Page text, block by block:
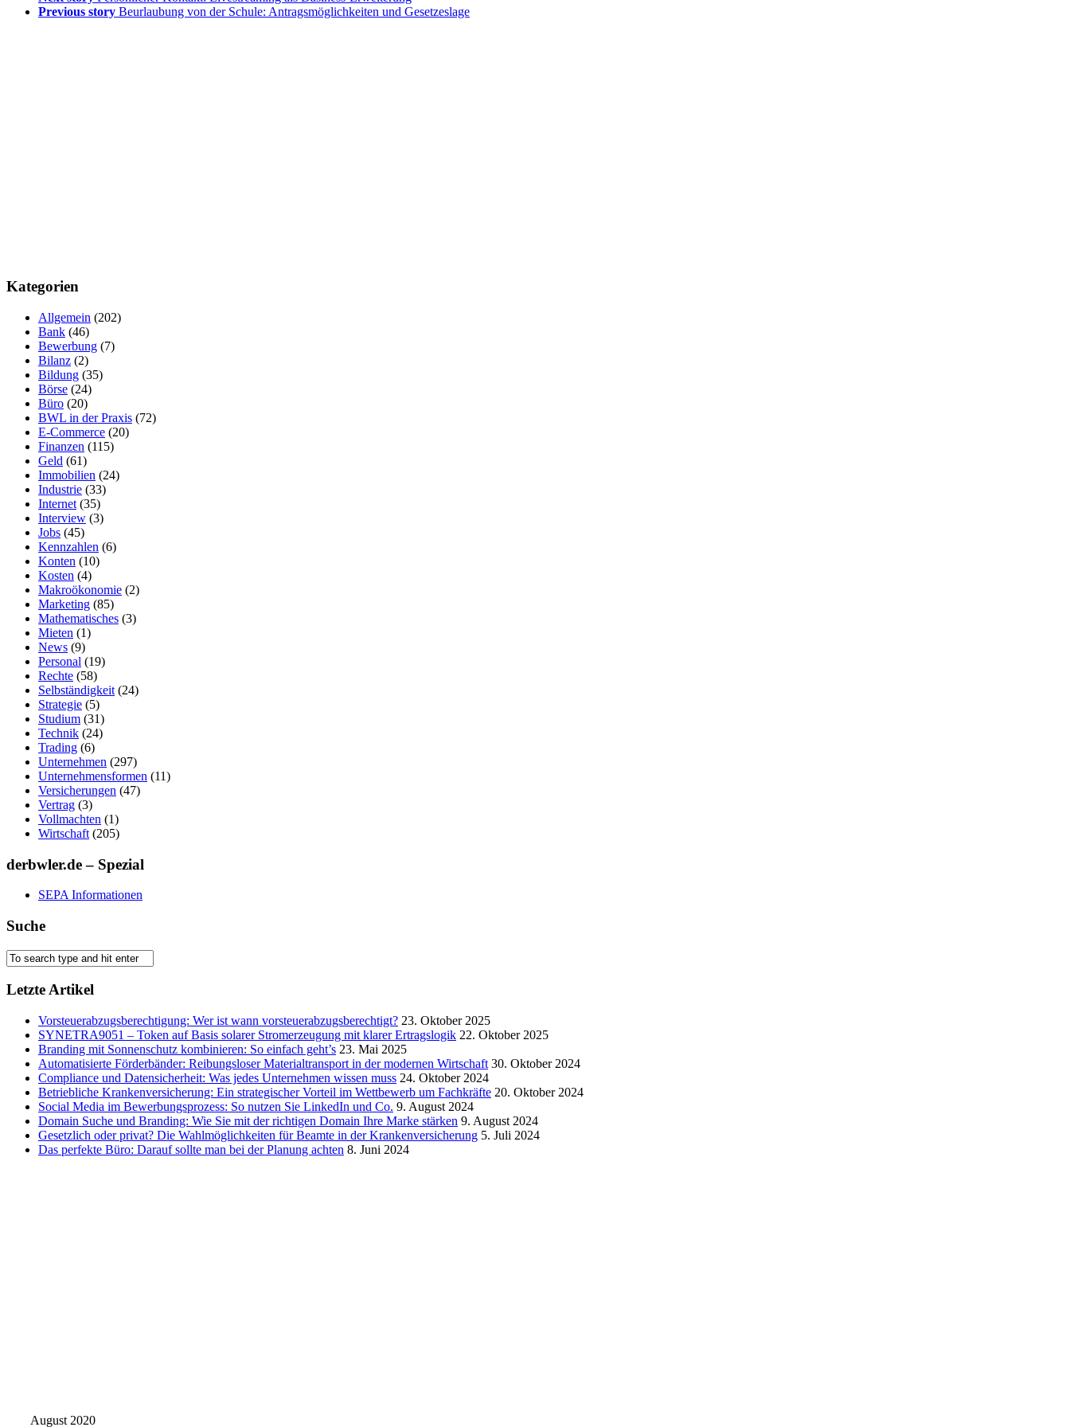
Previous story Beurlaubung von der Schule: Antragsmöglichkeiten und Gesetzeslage
Kategorien
Allgemein (202)
Bank (46)
Bewerbung (7)
Bilanz (2)
Bildung (35)
Börse (24)
Büro (20)
BWL in der Praxis (72)
E-Commerce (20)
Finanzen (115)
Geld (61)
Immobilien (24)
Industrie (33)
Internet (35)
Interview (3)
Jobs (45)
Kennzahlen (6)
Konten (10)
Kosten (4)
Makroökonomie (2)
Marketing (85)
Mathematisches (3)
Mieten (1)
News (9)
Personal (19)
Rechte (58)
Selbständigkeit (24)
Strategie (5)
Studium (31)
Technik (24)
Trading (6)
Unternehmen (297)
Unternehmensformen (11)
Versicherungen (47)
Vertrag (3)
Vollmachten (1)
Wirtschaft (205)
derbwler.de – Spezial
SEPA Informationen
Suche
Letzte Artikel
Vorsteuerabzugsberechtigung: Wer ist wann vorsteuerabzugsberechtigt? 23. Oktober 2025
SYNETRA9051 – Token auf Basis solarer Stromerzeugung mit klarer Ertragslogik 22. Oktober 2025
Branding mit Sonnenschutz kombinieren: So einfach geht’s 23. Mai 2025
Automatisierte Förderbänder: Reibungsloser Materialtransport in der modernen Wirtschaft 30. Oktober 2024
Compliance und Datensicherheit: Was jedes Unternehmen wissen muss 24. Oktober 2024
Betriebliche Krankenversicherung: Ein strategischer Vorteil im Wettbewerb um Fachkräfte 20. Oktober 2024
Social Media im Bewerbungsprozess: So nutzen Sie LinkedIn und Co. 9. August 2024
Domain Suche und Branding: Wie Sie mit der richtigen Domain Ihre Marke stärken 9. August 2024
Gesetzlich oder privat? Die Wahlmöglichkeiten für Beamte in der Krankenversicherung 5. Juli 2024
Das perfekte Büro: Darauf sollte man bei der Planung achten 8. Juni 2024
August 2020